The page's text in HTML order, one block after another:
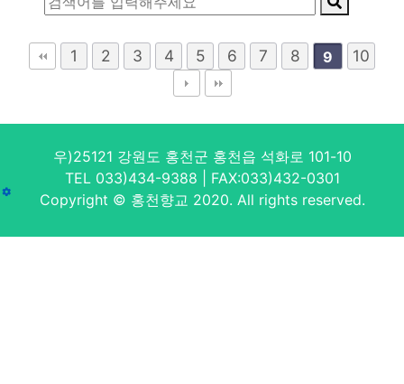
1 2 3 4 5 6 7 8 9 10
우)25121 강원도 홍천군 홍천읍 석화로 101-10
TEL 033)434-9388 | FAX:033)432-0301
Copyright © 홍천향교 2020. All rights reserved.